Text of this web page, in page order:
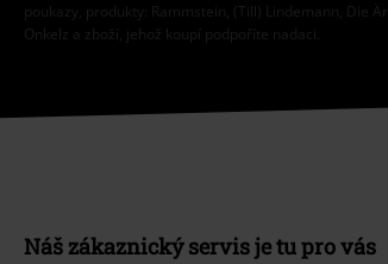
poukazy, produkty: Rammstein, (Till) Lindemann, Die
Onkelz a zboží, jehož koupí podpoříte nadaci.
Náš zákaznický servis je tu pro vás